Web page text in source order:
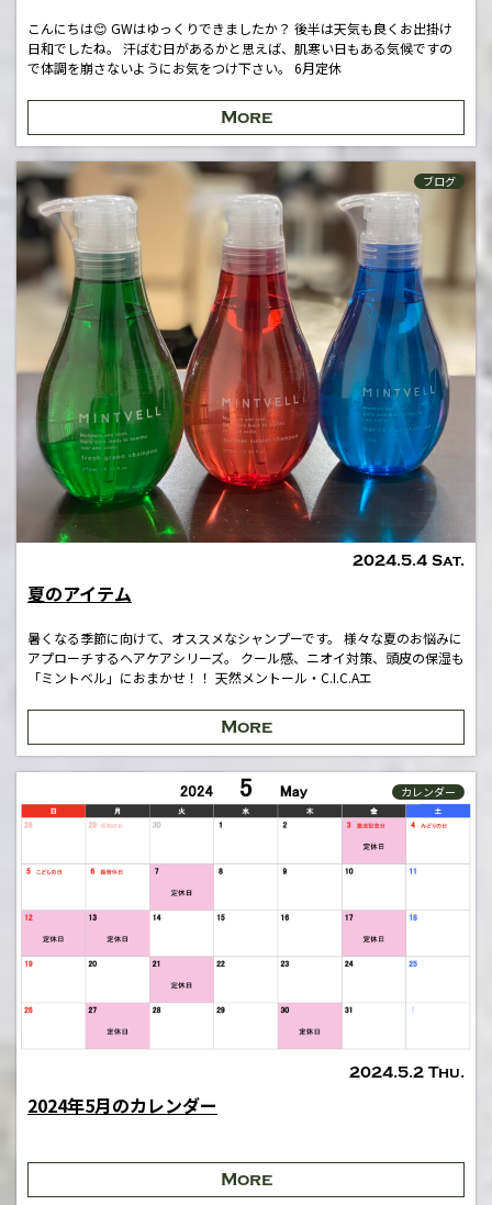
こんにちは😊 GWはゆっくりできましたか？ 後半は天気も良くお出掛け
日和でしたね。 汗ばむ日があるかと思えば、肌寒い日もある気候ですの
で体調を崩さないようにお気をつけ下さい。 6月定休
More
2024.5.4 Sat.
ブログ
夏のアイテム
暑くなる季節に向けて、オススメなシャンプーです。 様々な夏のお悩みに
アプローチするヘアケアシリーズ。 クール感、ニオイ対策、頭皮の保湿も
「ミントベル」におまかせ！！ 天然メントール・C.I.C.Aエ
More
2024.5.2 Thu.
カレンダー
2024年5月のカレンダー
More